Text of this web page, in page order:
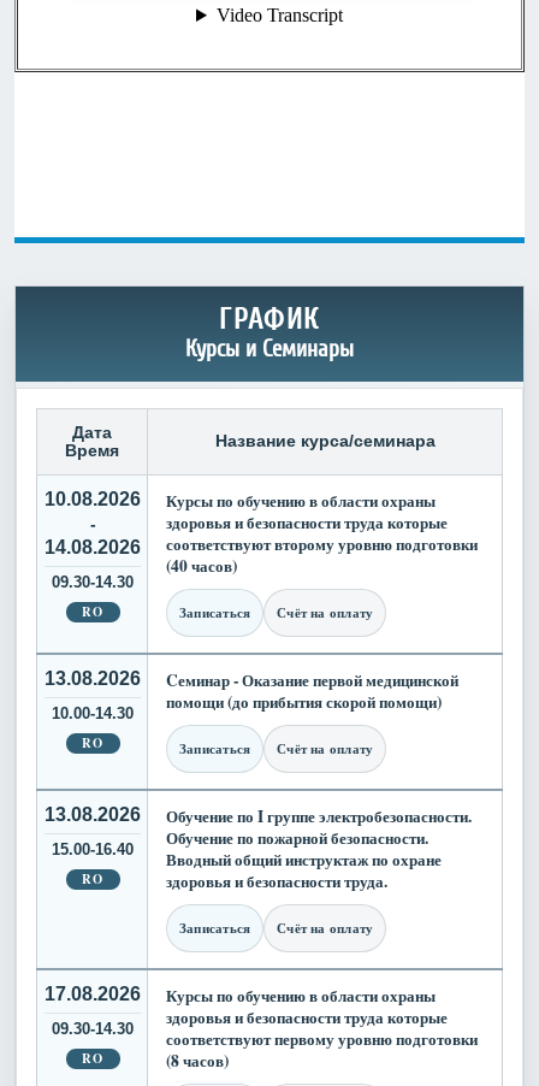
ГРАФИК
Курсы и Семинары
Дата
Время
Название курса/семинара
10.08.2026
-
14.08.2026
09.30-14.30
RO
Курсы по обучению в области охраны
здоровья и безопасности труда которые
соответствуют второму уровню подготовки
(40 часов)
Записаться Счёт на оплату
13.08.2026
10.00-14.30
RO
Cеминар - Оказание первой медицинской
помощи (до прибытия скорой помощи)
Записаться Счёт на оплату
13.08.2026
15.00-16.40
RO
Обучение по I группе электробезопасности.
Обучение по пожарной безопасности.
Вводный общий инструктаж по охране
здоровья и безопасности труда.
Записаться Счёт на оплату
17.08.2026
09.30-14.30
RO
Курсы по обучению в области охраны
здоровья и безопасности труда которые
соответствуют первому уровню подготовки
(8 часов)